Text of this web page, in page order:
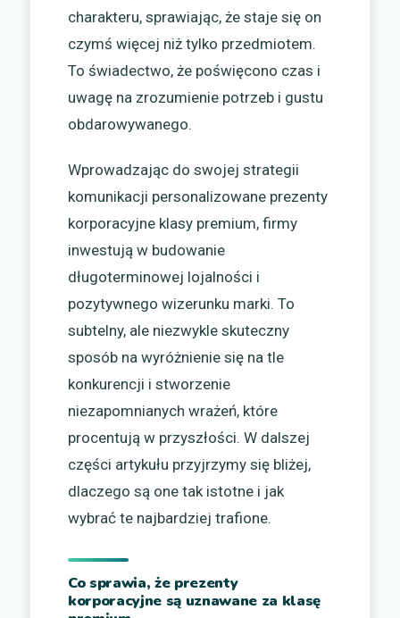
charakteru, sprawiając, że staje się on
czymś więcej niż tylko przedmiotem.
To świadectwo, że poświęcono czas i
uwagę na zrozumienie potrzeb i gustu
obdarowywanego.
Wprowadzając do swojej strategii
komunikacji personalizowane prezenty
korporacyjne klasy premium, firmy
inwestują w budowanie
długoterminowej lojalności i
pozytywnego wizerunku marki. To
subtelny, ale niezwykle skuteczny
sposób na wyróżnienie się na tle
konkurencji i stworzenie
niezapomnianych wrażeń, które
procentują w przyszłości. W dalszej
części artykułu przyjrzymy się bliżej,
dlaczego są one tak istotne i jak
wybrać te najbardziej trafione.
Co sprawia, że prezenty
korporacyjne są uznawane za klasę